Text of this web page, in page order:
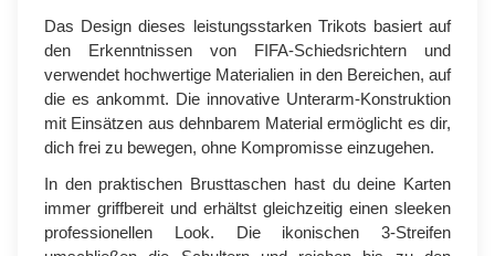
Das Design dieses leistungsstarken Trikots basiert auf
den Erkenntnissen von FIFA-Schiedsrichtern und
verwendet hochwertige Materialien in den Bereichen, auf
die es ankommt. Die innovative Unterarm-Konstruktion
mit Einsätzen aus dehnbarem Material ermöglicht es dir,
dich frei zu bewegen, ohne Kompromisse einzugehen.
In den praktischen Brusttaschen hast du deine Karten
immer griffbereit und erhältst gleichzeitig einen sleeken
professionellen Look. Die ikonischen 3-Streifen